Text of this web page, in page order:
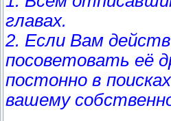
главах.
2. Если Вам
посоветовать её
постонно в
вашему